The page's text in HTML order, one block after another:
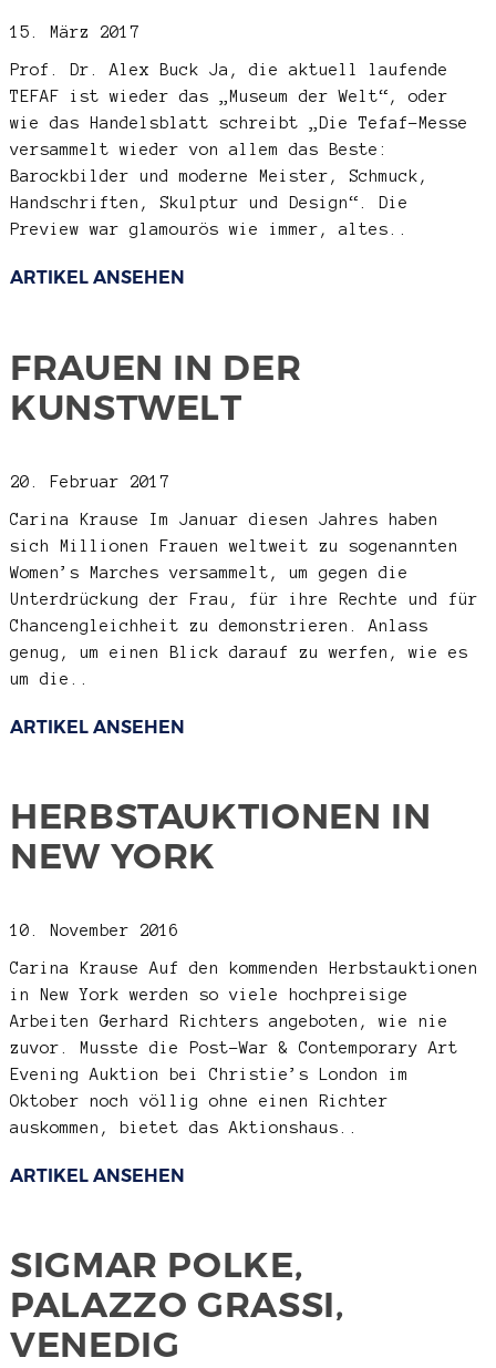
15. März 2017
Prof. Dr. Alex Buck Ja, die aktuell laufende
TEFAF ist wieder das „Museum der Welt“, oder
wie das Handelsblatt schreibt „Die Tefaf-Messe
versammelt wieder von allem das Beste:
Barockbilder und moderne Meister, Schmuck,
Handschriften, Skulptur und Design“. Die
Preview war glamourös wie immer, altes..
ARTIKEL ANSEHEN
FRAUEN IN DER
KUNSTWELT
20. Februar 2017
Carina Krause Im Januar diesen Jahres haben
sich Millionen Frauen weltweit zu sogenannten
Women’s Marches versammelt, um gegen die
Unterdrückung der Frau, für ihre Rechte und für
Chancengleichheit zu demonstrieren. Anlass
genug, um einen Blick darauf zu werfen, wie es
um die..
ARTIKEL ANSEHEN
HERBSTAUKTIONEN IN
NEW YORK
10. November 2016
Carina Krause Auf den kommenden Herbstauktionen
in New York werden so viele hochpreisige
Arbeiten Gerhard Richters angeboten, wie nie
zuvor. Musste die Post-War & Contemporary Art
Evening Auktion bei Christie’s London im
Oktober noch völlig ohne einen Richter
auskommen, bietet das Aktionshaus..
ARTIKEL ANSEHEN
SIGMAR POLKE,
PALAZZO GRASSI,
VENEDIG